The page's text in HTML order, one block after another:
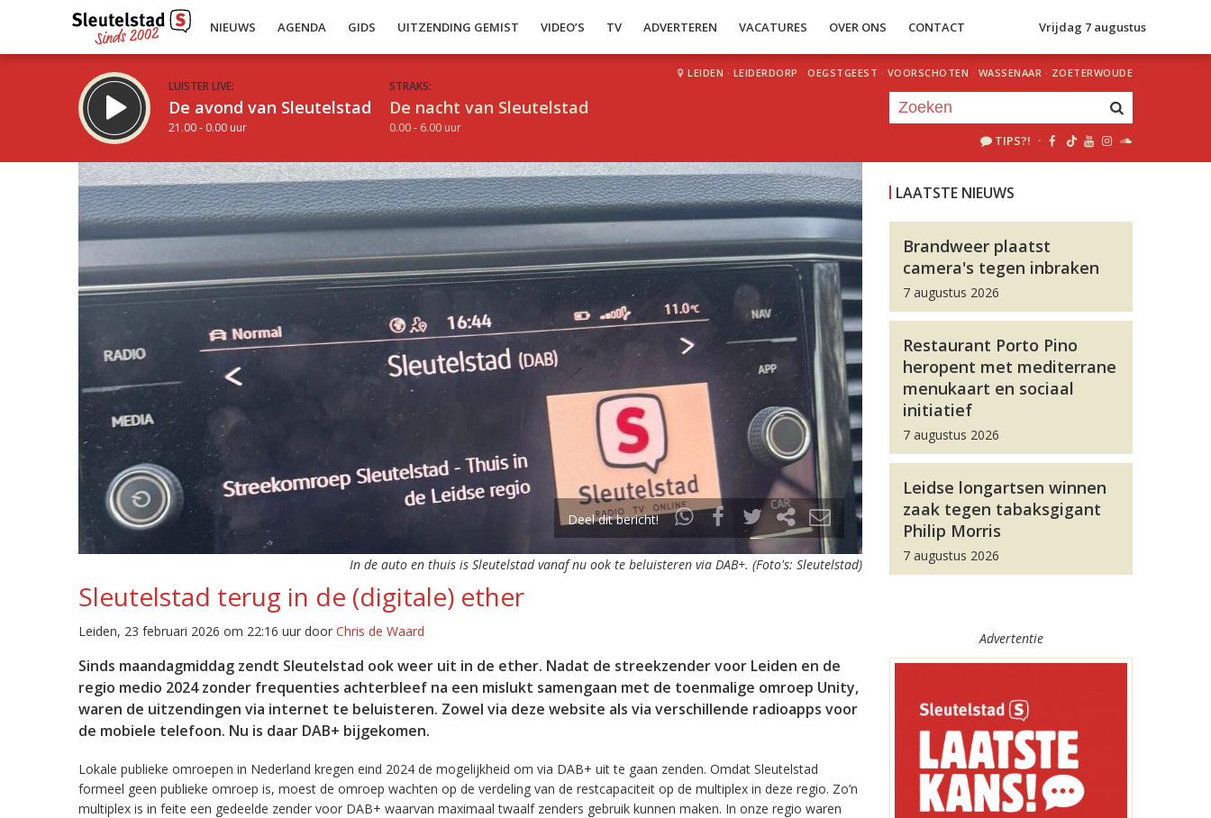
NIEUWS AGENDA GIDS UITZENDING GEMIST VIDEO’S TV ADVERTEREN VACATURES OVER ONS CONTACT Vrijdag 7 augustus
LUISTER LIVE:
De avond van Sleutelstad
21.00 - 0.00 uur
STRAKS:
De nacht van Sleutelstad
0.00 - 6.00 uur
LEIDEN · LEIDERDORP · OEGSTGEEST · VOORSCHOTEN · WASSENAAR · ZOETERWOUDE
TIPS?! ·
Deel dit bericht!
In de auto en thuis is Sleutelstad vanaf nu ook te beluisteren via DAB+. (Foto's: Sleutelstad)
Sleutelstad terug in de (digitale) ether
Leiden, 23 februari 2026 om 22:16 uur door Chris de Waard
Sinds maandagmiddag zendt Sleutelstad ook weer uit in de ether. Nadat de streekzender voor Leiden en de
regio medio 2024 zonder frequenties achterbleef na een mislukt samengaan met de toenmalige omroep Unity,
waren de uitzendingen via internet te beluisteren. Zowel via deze website als via verschillende radioapps voor
de mobiele telefoon. Nu is daar DAB+ bijgekomen.
Lokale publieke omroepen in Nederland kregen eind 2024 de mogelijkheid om via DAB+ uit te gaan zenden. Omdat Sleutelstad
formeel geen publieke omroep is, moest de omroep wachten op de verdeling van de restcapaciteit op de multiplex in deze regio. Zo’n
multiplex is in feite een gedeelde zender voor DAB+ waarvan maximaal twaalf zenders gebruik kunnen maken. In onze regio waren
LAATSTE NIEUWS
Brandweer plaatst
camera's tegen inbraken
7 augustus 2026
Restaurant Porto Pino
heropent met mediterrane
menukaart en sociaal
initiatief
7 augustus 2026
Leidse longartsen winnen
zaak tegen tabaksgigant
Philip Morris
7 augustus 2026
Advertentie